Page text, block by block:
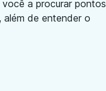
a procurar pontos
além de entender o